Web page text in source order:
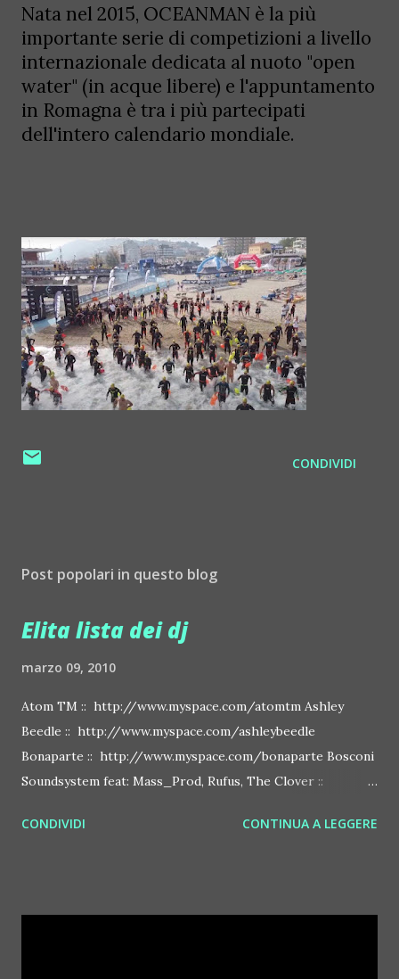
Nata nel 2015, OCEANMAN è la più
importante serie di competizioni a livello
internazionale dedicata al nuoto "open
water" (in acque libere) e l'appuntamento
in Romagna è tra i più partecipati
dell'intero calendario mondiale.
CONDIVIDI
Post popolari in questo blog
Elita lista dei dj
marzo 09, 2010
Atom TM :: http://www.myspace.com/atomtm Ashley
Beedle :: http://www.myspace.com/ashleybeedle
Bonaparte :: http://www.myspace.com/bonaparte Bosconi
Soundsystem feat: Mass_Prod, Rufus, The Clover ::
http://www.myspace.com/benderbyetone Chapelier Fou ::
CONDIVIDI CONTINUA A LEGGERE